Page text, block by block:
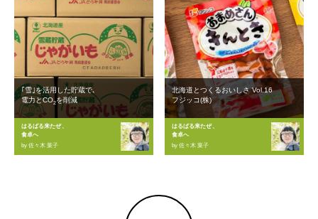
｢雪｣を活用した貯蔵で､
電力とCO2を削減
はるばる来たぜ、
食卓へ
by 佐々木 葉子
北海道とつくるおいしさ Vol.16
フジッコ(株)
はるばる来たぜ、
食卓へ
by 佐々木 葉子